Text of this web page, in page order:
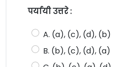
पर्यायी उत्तरे :
A. (a), (c), (d), (b)
B. (b), (c), (d), (a)